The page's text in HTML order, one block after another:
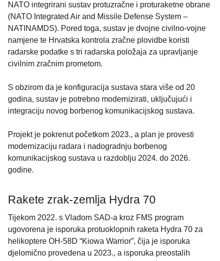
NATO integrirani sustav protuzračne i proturaketne obrane
(NATO Integrated Air and Missile Defense System –
NATINAMDS). Pored toga, sustav je dvojne civilno-vojne
namjene te Hrvatska kontrola zračne plovidbe koristi
radarske podatke s tri radarska položaja za upravljanje
civilnim zračnim prometom.
S obzirom da je konfiguracija sustava stara više od 20
godina, sustav je potrebno modernizirati, uključujući i
integraciju novog borbenog komunikacijskog sustava.
Projekt je pokrenut početkom 2023., a plan je provesti
modernizaciju radara i nadogradnju borbenog
komunikacijskog sustava u razdoblju 2024. do 2026.
godine.
Rakete zrak-zemlja Hydra 70
Tijekom 2022. s Vladom SAD-a kroz FMS program
ugovorena je isporuka protuoklopnih raketa Hydra 70 za
helikoptere OH-58D “Kiowa Warrior”, čija je isporuka
djelomično provedena u 2023., a isporuka preostalih